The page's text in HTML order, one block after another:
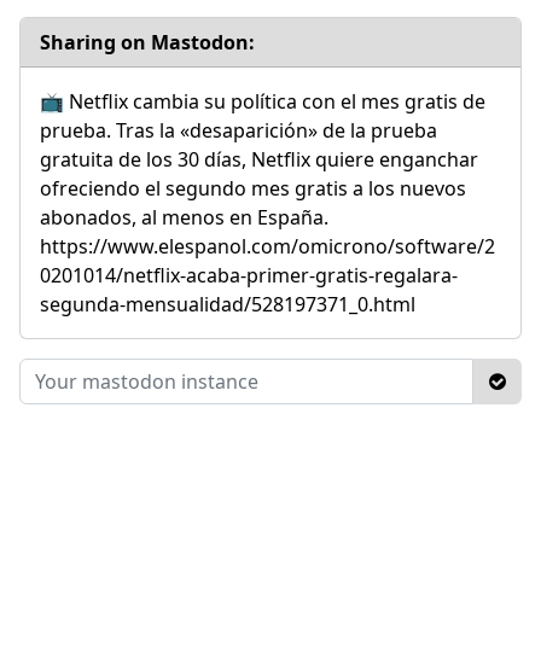
Sharing on Mastodon:
📺 Netflix cambia su política con el mes gratis de
prueba. Tras la «desaparición» de la prueba
gratuita de los 30 días, Netflix quiere enganchar
ofreciendo el segundo mes gratis a los nuevos
abonados, al menos en España.
https://www.elespanol.com/omicrono/software/2
0201014/netflix-acaba-primer-gratis-regalara-
segunda-mensualidad/528197371_0.html